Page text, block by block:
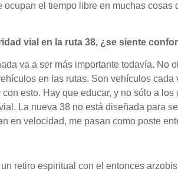
ocupan el tiempo libre en muchas cosas
vial en la ruta 38, ¿se siente
va a ser más importante todavía. No
en las rutas. Son vehículos
esto. Hay que educar, y no sólo a
La nueva 38 no está diseñada para
en velocidad, me pasan como poste
retiro espiritual con el entonces